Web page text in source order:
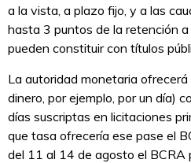
a la vista, a plazo fijo, y a las
hasta 3 puntos de la retención
pueden constituir con títulos
La autoridad monetaria
dinero, por ejemplo, por un día)
días suscriptas en licitaciones
que tasa ofrecería ese pase el
del 11 al 14 de agosto el BCRA